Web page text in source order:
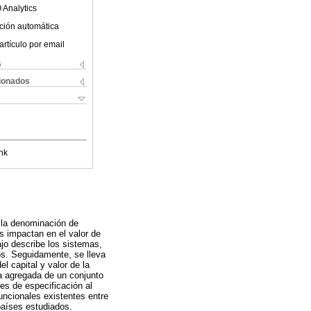
Analytics
automática
por email
denominación de
impactan en el valor de
describe los sistemas,
Seguidamente, se lleva
capital y valor de la
de un conjunto
de especificación al
existentes entre
estudiados.